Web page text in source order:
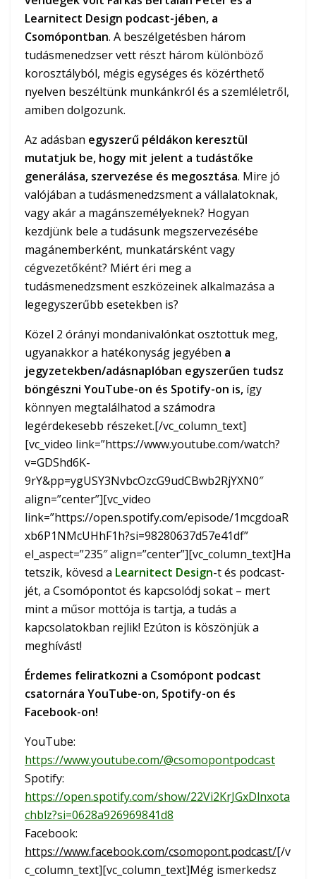
Learnitect Design podcast-jében, a
Csomópontban. A beszélgetésben három
tudásmenedzser vett részt három különböző
korosztályból, mégis egységes és közérthető
nyelven beszéltünk munkánkról és a szemléletről,
amiben dolgozunk.
Az adásban egyszerű példákon keresztül
mutatjuk be, hogy mit jelent a tudástőke
generálása, szervezése és megosztása. Mire jó
valójában a tudásmenedzsment a vállalatoknak,
vagy akár a magánszemélyeknek? Hogyan
kezdjünk bele a tudásunk megszervezésébe
magánemberként, munkatársként vagy
cégvezetőként? Miért éri meg a
tudásmenedzsment eszközeinek alkalmazása a
legegyszerűbb esetekben is?
Közel 2 órányi mondanivalónkat osztottuk meg,
ugyanakkor a hatékonyság jegyében a
jegyzetekben/adásnaplóban egyszerűen tudsz
böngészni YouTube-on és Spotify-on is, így
könnyen megtalálhatod a számodra
legérdekesebb részeket.[/vc_column_text]
[vc_video link=”https://www.youtube.com/watch?
v=GDShd6K-
9rY&pp=ygUSY3NvbcOzcG9udCBwb2RjYXN0″
align=”center”][vc_video
link=”https://open.spotify.com/episode/1mcgdoaR
xb6P1NMcUHhF1h?si=98280637d57e41df”
el_aspect=”235″ align=”center”][vc_column_text]Ha
tetszik, kövesd a Learnitect Design-t és podcast-
jét, a Csomópontot és kapcsolódj sokat – mert
mint a műsor mottója is tartja, a tudás a
kapcsolatokban rejlik! Ezúton is köszönjük a
meghívást!
Érdemes feliratkozni a Csomópont podcast
csatornára YouTube-on, Spotify-on és
Facebook-on!
YouTube:
https://www.youtube.com/@csomopontpodcast
Spotify:
https://open.spotify.com/show/22Vi2KrJGxDlnxota
chblz?si=0628a926969841d8
Facebook:
https://www.facebook.com/csomopont.podcast/[/v
c_column_text][vc_column_text]Még ismerkedsz